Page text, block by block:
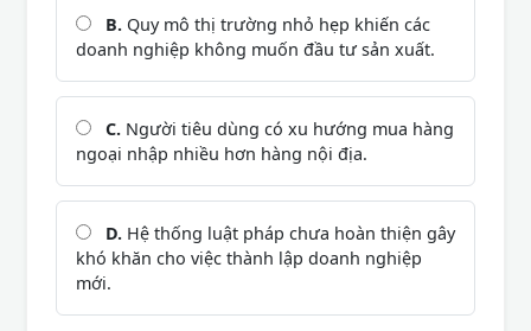
B. Quy mô thị trường nhỏ hẹp khiến các
doanh nghiệp không muốn đầu tư sản xuất.
C. Người tiêu dùng có xu hướng mua hàng
ngoại nhập nhiều hơn hàng nội địa.
D. Hệ thống luật pháp chưa hoàn thiện gây
khó khăn cho việc thành lập doanh nghiệp
mới.